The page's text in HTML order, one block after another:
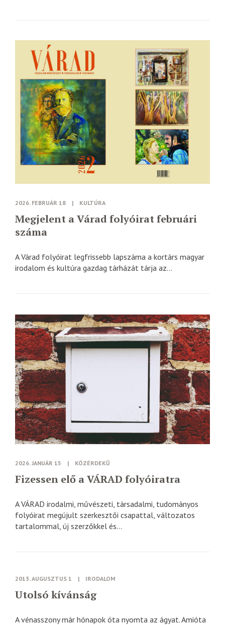
2026. FEBRUÁR 18 | KULTÚRA
Megjelent a Várad folyóirat februári
száma
A Várad folyóirat legfrissebb lapszáma a kortárs magyar
irodalom és kultúra gazdag tárházát tárja az...
2026. JANUÁR 15 | KÖZÉRDEKŰ
Fizessen elő a VÁRAD folyóiratra
A VÁRAD irodalmi, művészeti, társadalmi, tudományos
folyóirat megújult szerkesztői csapattal, változatos
tartalommal, új szerzőkkel és...
2013. AUGUSZTUS 1 | IRODALOM
Utolsó kívánság
A vénasszony már hónapok óta nyomta az ágyat. Amióta